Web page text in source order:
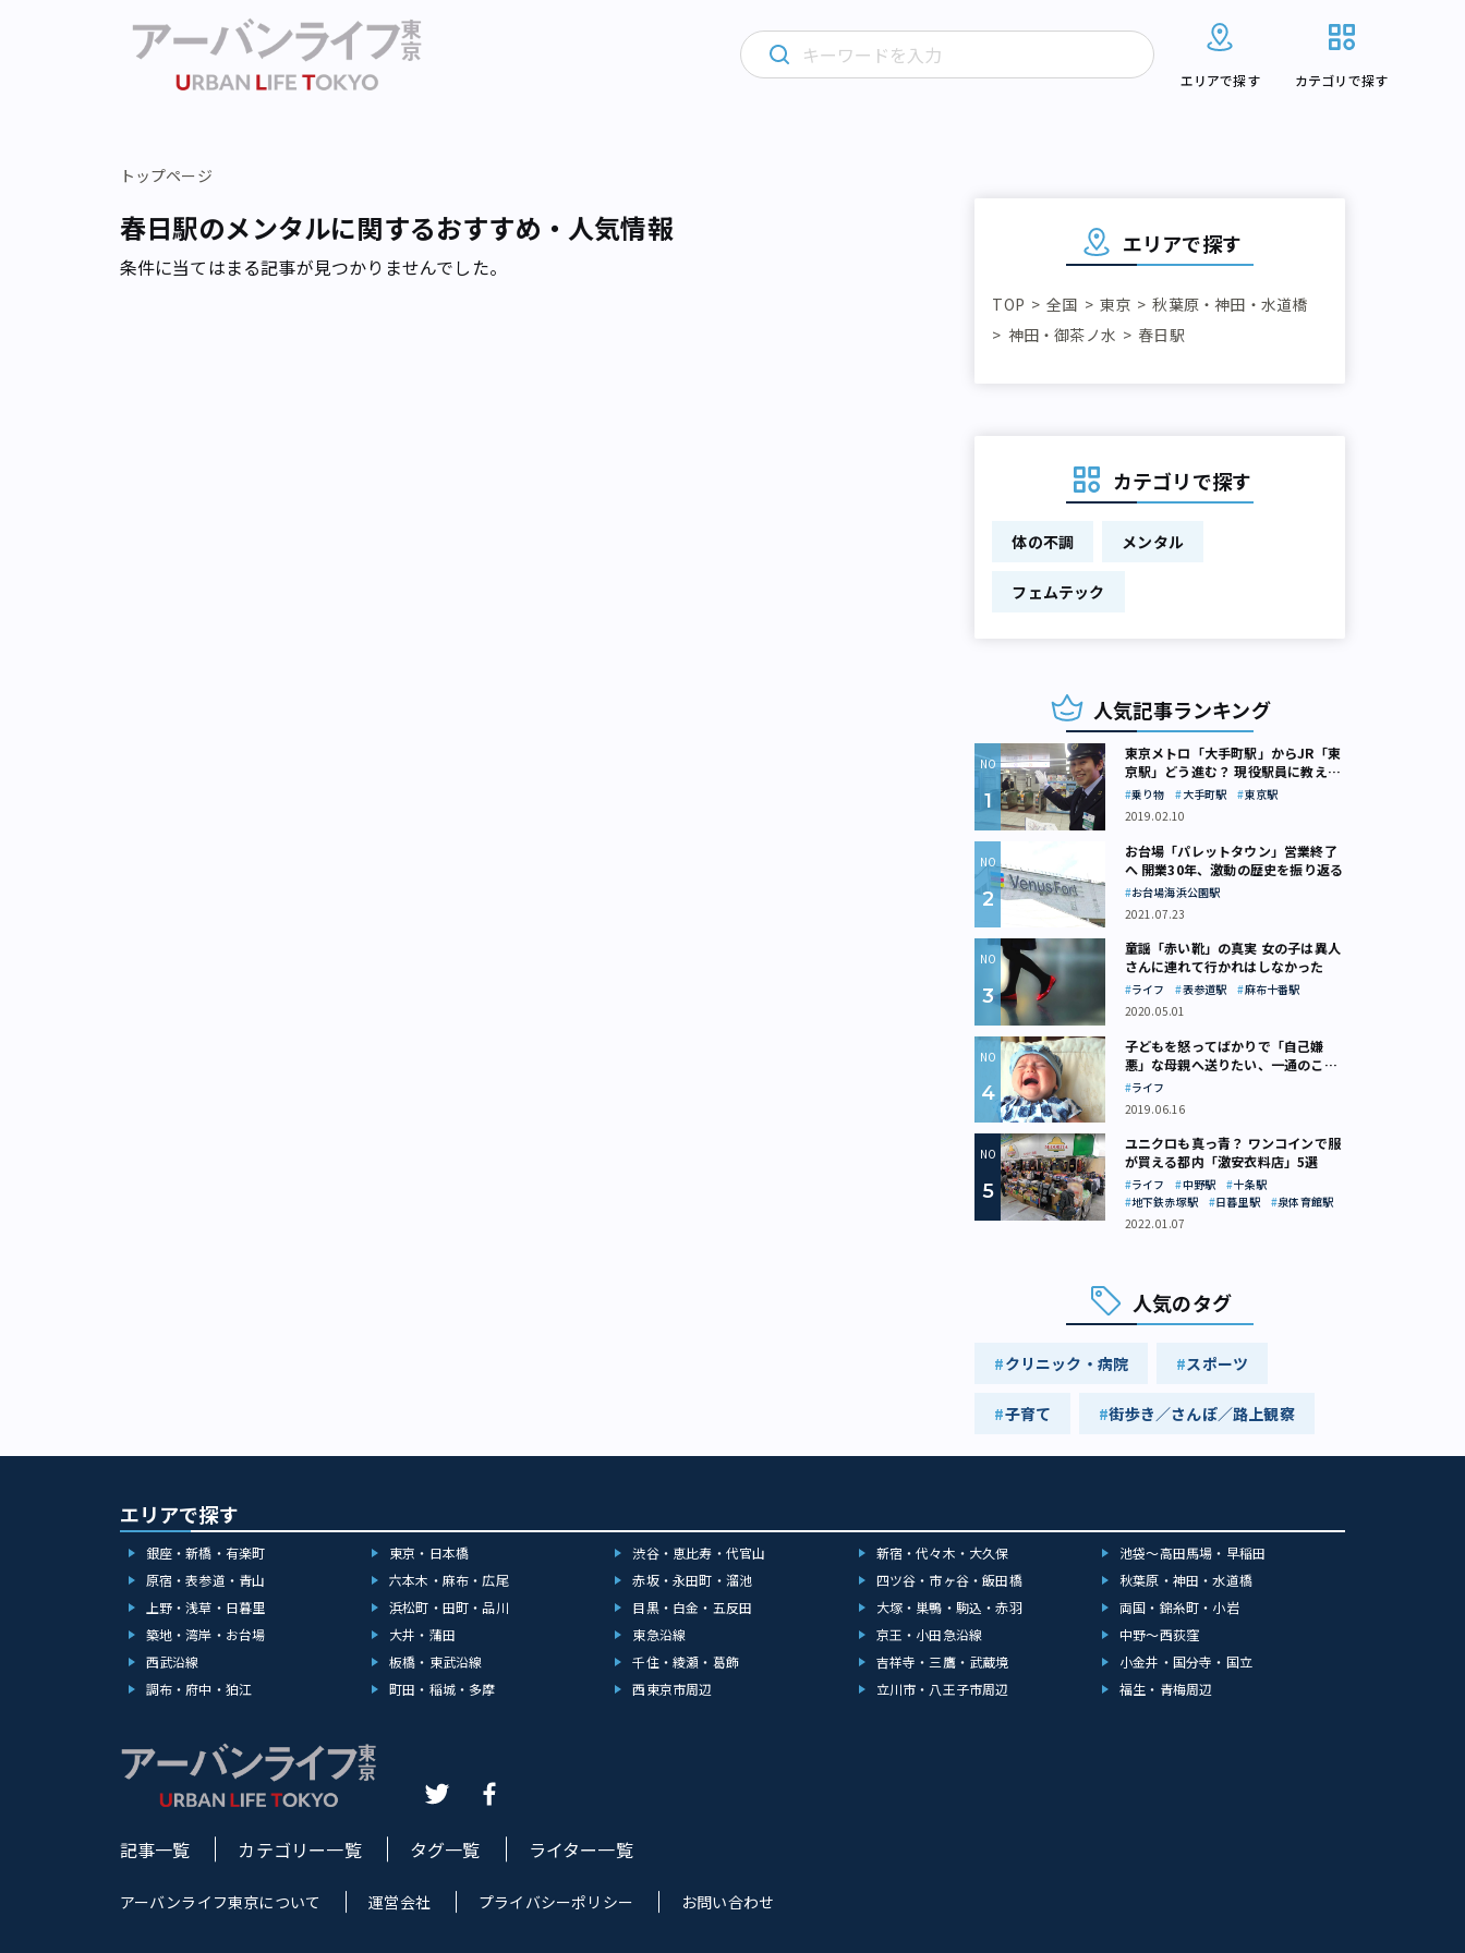
エリアで探す カテゴリで探す
トップページ
春日駅のメンタルに関するおすすめ・人気情報
条件に当てはまる記事が見つかりませんでした。
エリアで探す
TOP 全国 東京
秋葉原・神田・水道橋
神田・御茶ノ水
春日駅
カテゴリで探す
体の不調 メンタル
フェムテック
人気記事ランキング
東京メトロ「大手町駅」からJR「東
京駅」どう進む？ 現役駅員に教えて
もらいました
乗り物 大手町駅
東京駅
2019.02.10
お台場「パレットタウン」営業終了
へ 開業30年、激動の歴史を振り返る
お台場海浜公園駅
2021.07.23
童謡「赤い靴」の真実 女の子は異人
さんに連れて行かれはしなかった
ライフ 表参道駅
麻布十番駅
2020.05.01
子どもを怒ってばかりで「自己嫌
悪」な母親へ送りたい、一通のここ
ろの処方箋
ライフ
2019.06.16
ユニクロも真っ青？ ワンコインで服
が買える都内「激安衣料店」5選
ライフ 中野駅
十条駅
地下鉄赤塚駅
日暮里駅
泉体育館駅
2022.01.07
人気のタグ
クリニック・病院 スポーツ
子育て 街歩き／さんぽ／路上観察
エリアで探す
銀座・新橋・有楽町 東京・日本橋 渋谷・恵比寿・代官山 新宿・代々木・大久保
池袋～高田馬場・早稲田
原宿・表参道・青山
六本木・麻布・広尾 赤坂・永田町・溜池 四ツ谷・市ヶ谷・飯田橋
秋葉原・神田・水道橋
上野・浅草・日暮里
浜松町・田町・品川 目黒・白金・五反田 大塚・巣鴨・駒込・赤羽
両国・錦糸町・小岩
築地・湾岸・お台場
大井・蒲田 東急沿線 京王・小田急沿線
中野～西荻窪
西武沿線
板橋・東武沿線 千住・綾瀬・葛飾 吉祥寺・三鷹・武蔵境
小金井・国分寺・国立
調布・府中・狛江
町田・稲城・多摩 西東京市周辺 立川市・八王子市周辺 福生・青梅周辺
記事一覧 カテゴリー一覧 タグ一覧 ライター一覧
アーバンライフ東京について 運営会社 プライバシーポリシー お問い合わせ